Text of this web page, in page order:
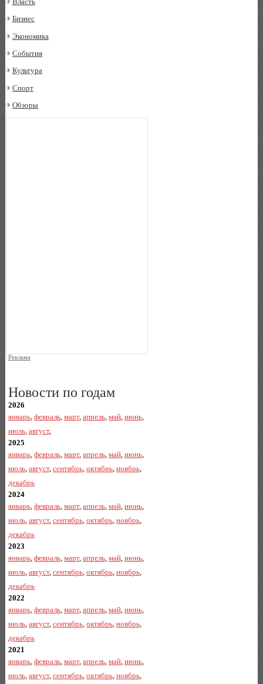
Бизнес
Экономика
События
Культура
Спорт
Обзоры
Реклама
Новости по годам
2026
январь, февраль, март, апрель, май, июнь,
июль, август,
2025
январь, февраль, март, апрель, май, июнь,
июль, август, сентябрь, октябрь, ноябрь,
декабрь
2024
январь, февраль, март, апрель, май, июнь,
июль, август, сентябрь, октябрь, ноябрь,
декабрь
2023
январь, февраль, март, апрель, май, июнь,
июль, август, сентябрь, октябрь, ноябрь,
декабрь
2022
январь, февраль, март, апрель, май, июнь,
июль, август, сентябрь, октябрь, ноябрь,
декабрь
2021
январь, февраль, март, апрель, май, июнь,
июль, август, сентябрь, октябрь, ноябрь,